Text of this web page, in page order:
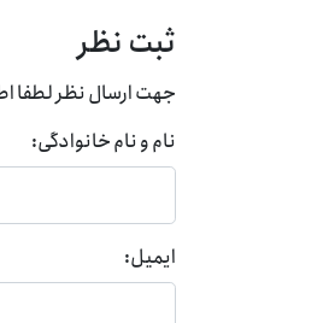
ثبت نظر
جهت ارسال نظر لطفا
نام و نام خانوادگی:
ایمیل: